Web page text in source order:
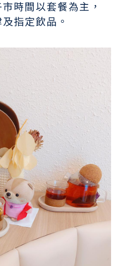
時間以套餐為主，
指定飲品。